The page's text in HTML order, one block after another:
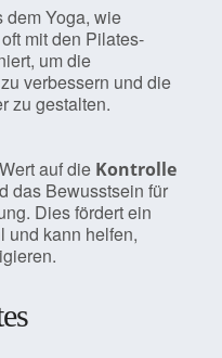
dem Yoga, wie
mit den Pilates-
um die
verbessern und die
zu gestalten.
auf die Kontrolle
das Bewusstsein für
Dies fördert ein
und kann helfen,